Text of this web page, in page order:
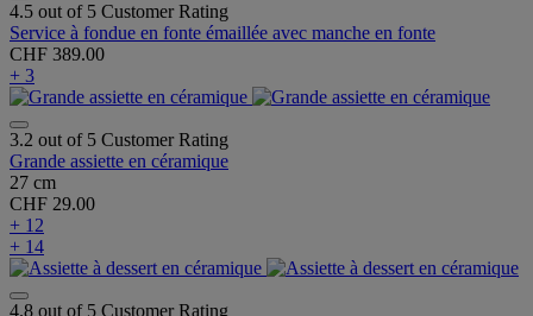
4.5 out of 5 Customer Rating
Service à fondue en fonte émaillée avec manche en fonte
CHF 389.00
+ 3
3.2 out of 5 Customer Rating
Grande assiette en céramique
27 cm
CHF 29.00
+ 12
+ 14
4.8 out of 5 Customer Rating